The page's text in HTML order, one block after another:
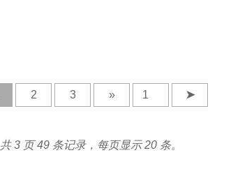
2 3 » ➤
共 3 页 49 条记录，每页显示 20 条。